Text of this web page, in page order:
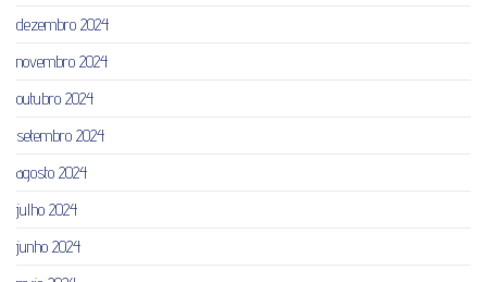
dezembro 2024
novembro 2024
outubro 2024
setembro 2024
agosto 2024
julho 2024
junho 2024